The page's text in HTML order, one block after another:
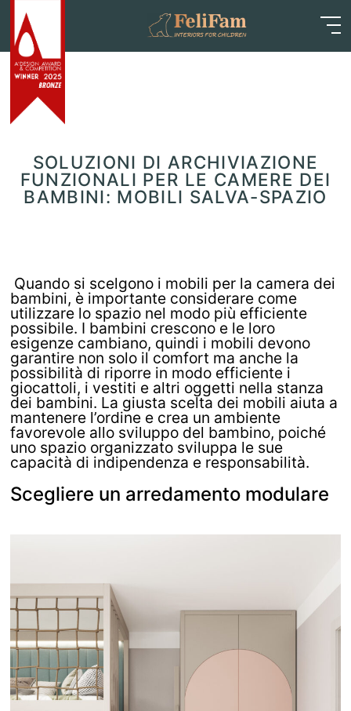
content
Home >Soluzioni di archiviazione
funzionali per le camere dei bambini: mobili salva-
spazio
SOLUZIONI DI ARCHIVIAZIONE
FUNZIONALI PER LE CAMERE DEI
BAMBINI: MOBILI SALVA-SPAZIO
Quando si scelgono i mobili per la camera dei
bambini, è importante considerare come
utilizzare lo spazio nel modo più efficiente
possibile. I bambini crescono e le loro
esigenze cambiano, quindi i mobili devono
garantire non solo il comfort ma anche la
possibilità di riporre in modo efficiente i
giocattoli, i vestiti e altri oggetti nella stanza
dei bambini. La giusta scelta dei mobili aiuta a
mantenere l’ordine e crea un ambiente
favorevole allo sviluppo del bambino, poiché
uno spazio organizzato sviluppa le sue
capacità di indipendenza e responsabilità.
Scegliere un arredamento modulare